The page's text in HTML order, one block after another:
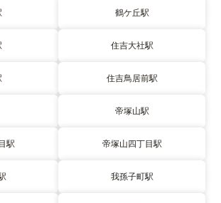
鶴ケ丘駅
住吉大社駅
住吉鳥居前駅
帝塚山駅
駅 帝塚山四丁目駅
我孫子町駅